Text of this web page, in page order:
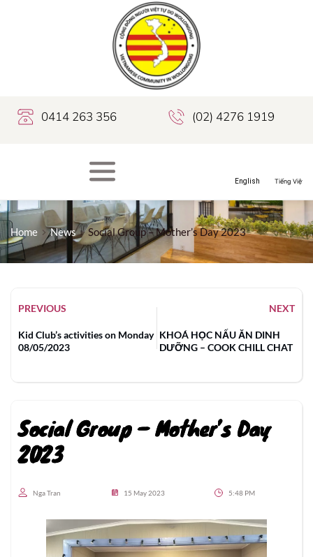
0414 263 356 (02) 4276 1919
Home News Social Group – Mother’s Day 2023
PREVIOUS NEXT
Kid Club’s activities on Monday
08/05/2023
KHOÁ HỌC NẤU ĂN DINH
DƯỠNG – COOK CHILL CHAT
Social Group – Mother’s Day
2023
Nga Tran 15 May 2023 5:48 PM